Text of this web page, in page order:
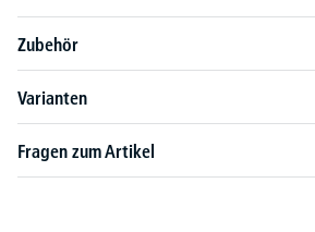
Zubehör
Varianten
Fragen zum Artikel